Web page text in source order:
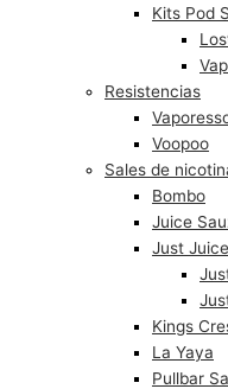
Kits Pod
Resistencias
Voopoo
Sales de
Bombo
Juice
Just Juice
Kings
La Yaya
Pullbar